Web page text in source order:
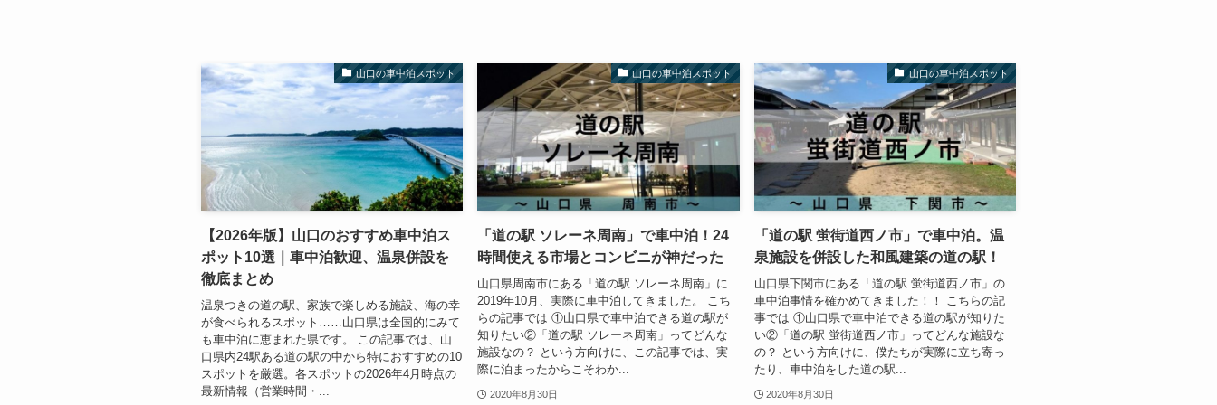
山口の車中泊スポット
【2026年版】山口のおすすめ車中泊ス
ポット10選｜車中泊歓迎、温泉併設を
徹底まとめ
温泉つきの道の駅、家族で楽しめる施設、海の幸
が食べられるスポット……山口県は全国的にみて
も車中泊に恵まれた県です。 この記事では、山
口県内24駅ある道の駅の中から特におすすめの10
スポットを厳選。各スポットの2026年4月時点の
最新情報（営業時間・...
山口の車中泊スポット
「道の駅 ソレーネ周南」で車中泊！24
時間使える市場とコンビニが神だった
山口県周南市にある「道の駅 ソレーネ周南」に
2019年10月、実際に車中泊してきました。 こち
らの記事では ①山口県で車中泊できる道の駅が
知りたい②「道の駅 ソレーネ周南」ってどんな
施設なの？ という方向けに、この記事では、実
際に泊まったからこそわか...
2020年8月30日
山口の車中泊スポット
「道の駅 蛍街道西ノ市」で車中泊。温
泉施設を併設した和風建築の道の駅！
山口県下関市にある「道の駅 蛍街道西ノ市」の
車中泊事情を確かめてきました！！ こちらの記
事では ①山口県で車中泊できる道の駅が知りた
い②「道の駅 蛍街道西ノ市」ってどんな施設な
の？ という方向けに、僕たちが実際に立ち寄っ
たり、車中泊をした道の駅...
2020年8月30日